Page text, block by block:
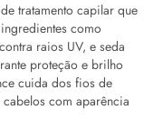
tratamento capilar que
como
raios UV, e seda
proteção e brilho
cuida dos fios de
com aparência